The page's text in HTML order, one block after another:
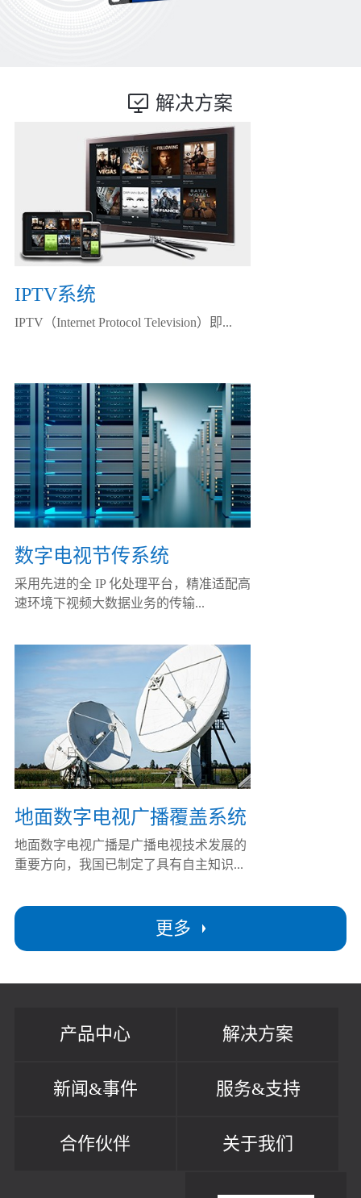
解决方案
更多
IPTV系统
IPTV（Internet Protocol Television）即...
数字电视节传系统
采用先进的全 IP 化处理平台，精准适配高
速环境下视频大数据业务的传输...
地面数字电视广播覆盖系统
地面数字电视广播是广播电视技术发展的
重要方向，我国已制定了具有自主知识...
产品中心 解决方案
新闻&事件 服务&支持
合作伙伴 关于我们